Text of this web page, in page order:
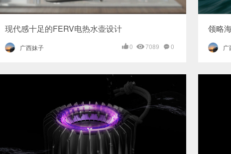
现代感十足的FERV电热水壶设计
广西妹子 0 7089 0
领略
广